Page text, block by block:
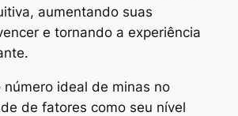
aumentando suas
e tornando a experiência
número ideal de minas no
de fatores como seu nível